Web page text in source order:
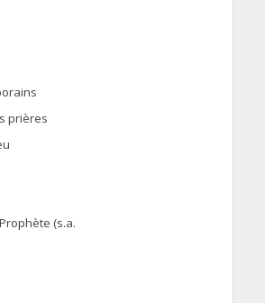
prières
(s.a.